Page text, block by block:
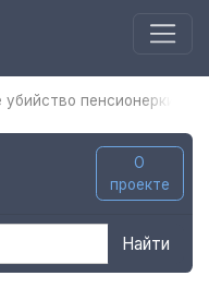
убийство пенсионерки в
О
проекте
Найти